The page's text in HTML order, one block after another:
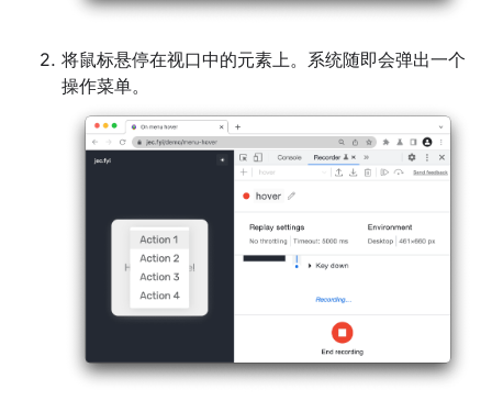
将鼠标悬停在视口中的元素上。系统随即会弹出一个
操作菜单。